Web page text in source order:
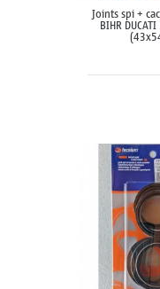
Joints spi +
BIHR